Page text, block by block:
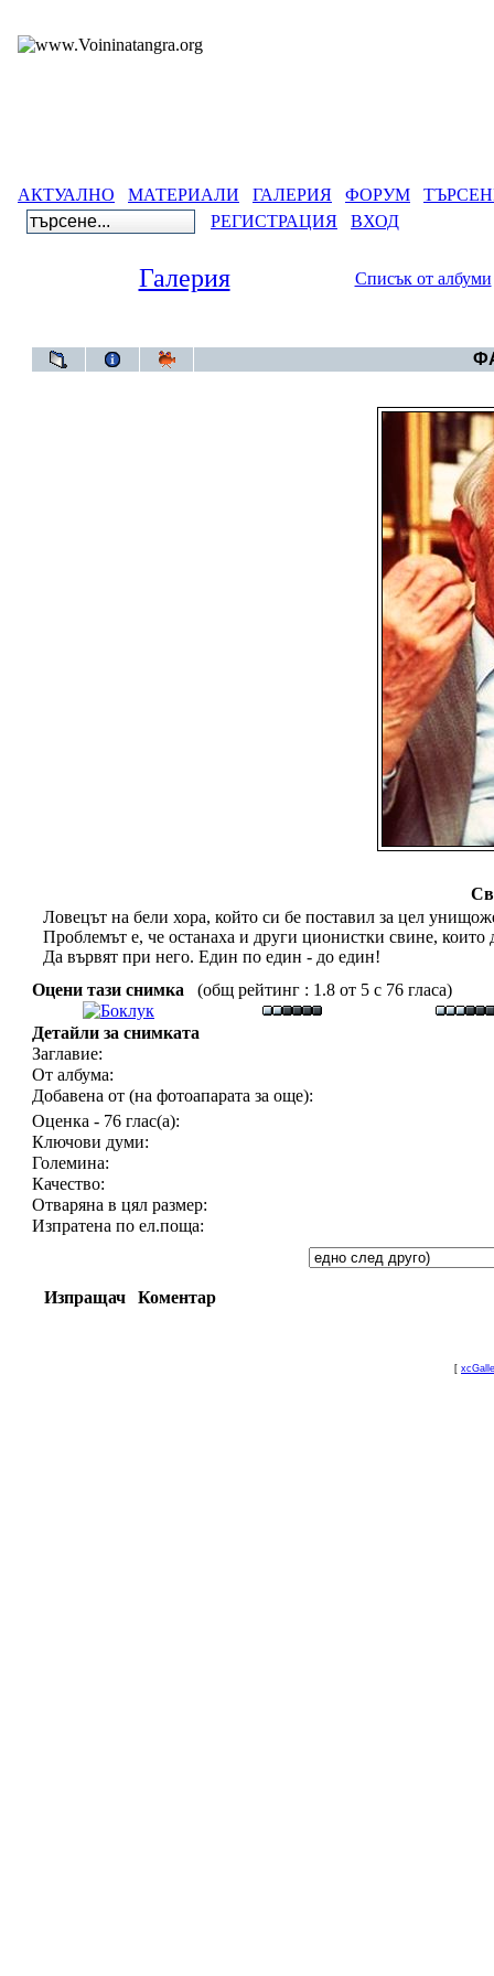
АКТУАЛНО МАТЕРИАЛИ ГАЛЕРИЯ ФОРУМ
РЕГИСТРАЦИЯ
ВХОД
Галерия Списък от албуми
Ловецът на бели хора, който си бе поставил за цел
Проблемът е, че останаха и други ционистки свине,
Да вървят при него. Един по един - до един!
Оцени тази снимка
(общ рейтинг : 1.8 от 5 с 76 гласа)
Детайли за снимката
Заглавие:
От албума:
Добавена от (на фотоапарата за още):
Оценка - 76 глас(а):
Ключови думи:
Големина:
Качество:
Отваряна в цял размер:
Изпратена по ел.поща:
Изпращач Коментар
[